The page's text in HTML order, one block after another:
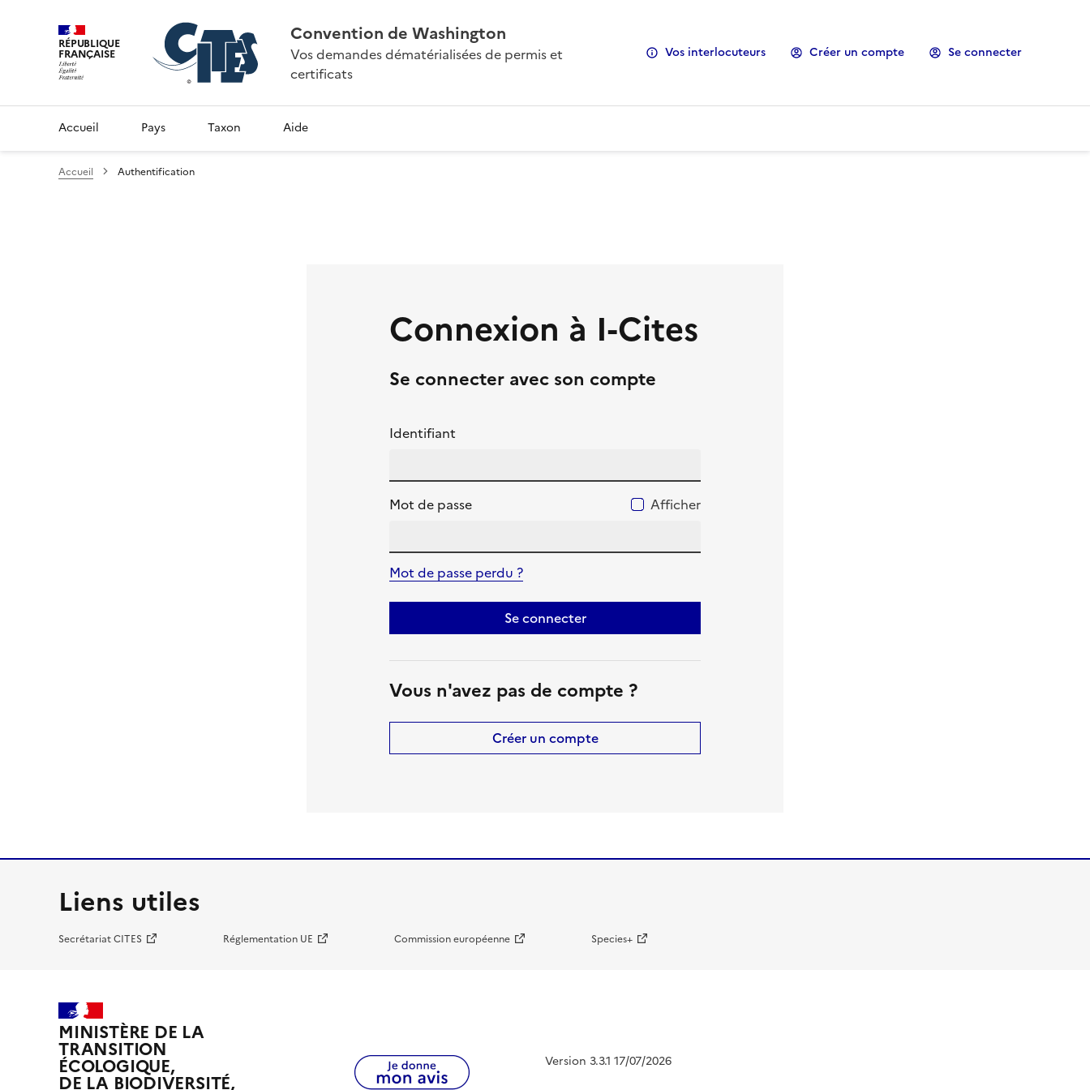
RÉPUBLIQUE
FRANÇAISE
Convention de Washington
Vos demandes dématérialisées de permis et
certificats
Vos interlocuteurs Créer un compte Se connecter
Accueil Pays Taxon Aide
Accueil Authentification
Connexion à I-Cites
Se connecter avec son compte
Identifiant
Mot de passe Afficher
Mot de passe perdu ?
Se connecter
Vous n'avez pas de compte ?
Créer un compte
Liens utiles
Secrétariat CITES Réglementation UE Commission européenne Species+
MINISTÈRE DE LA
TRANSITION
ÉCOLOGIQUE,
DE LA BIODIVERSITÉ,
Version 3.3.1 17/07/2026